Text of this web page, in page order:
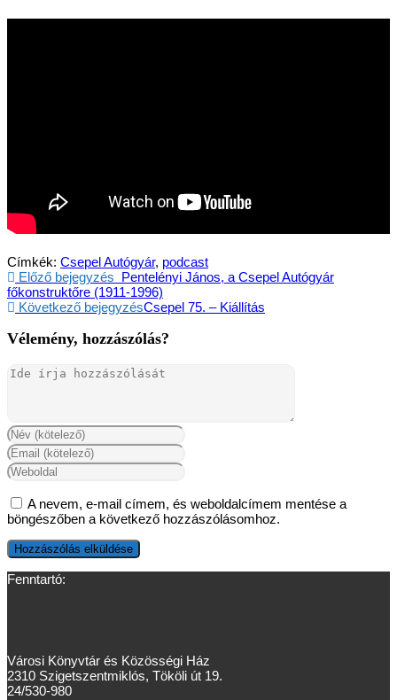
Címkék: Csepel Autógyár, podcast
Előző bejegyzés Pentelényi János, a Csepel Autógyár
főkonstruktőre (1911-1996)
Következő bejegyzésCsepel 75. – Kiállítás
Vélemény, hozzászólás?
A nevem, e-mail címem, és weboldalcímem mentése a
böngészőben a következő hozzászólásomhoz.
Fenntartó:
Városi Könyvtár és Közösségi Ház
2310 Szigetszentmiklós, Tököli út 19.
24/530-980